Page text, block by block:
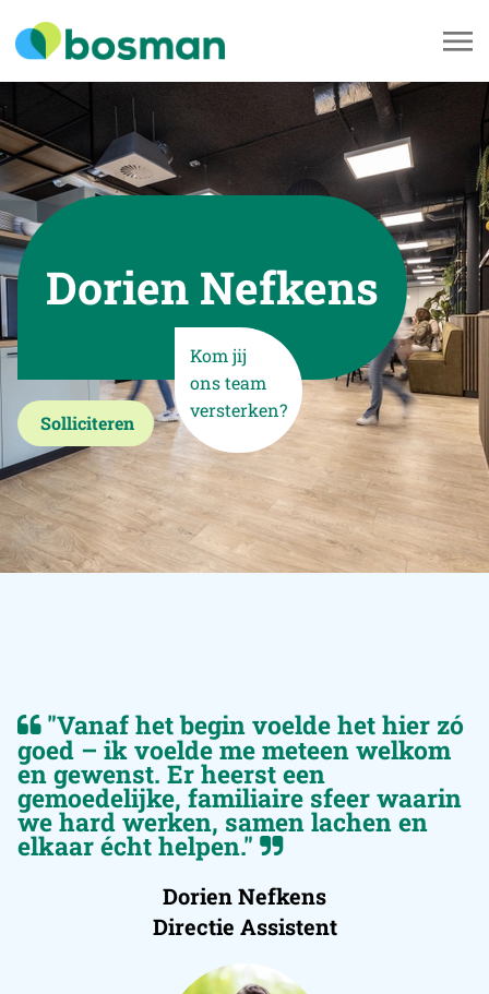
Dorien Nefkens
Kom jij
ons team
versterken?
Solliciteren
"Vanaf het begin voelde het hier zó
goed – ik voelde me meteen welkom
en gewenst. Er heerst een
gemoedelijke, familiaire sfeer waarin
we hard werken, samen lachen en
elkaar écht helpen."
Dorien Nefkens
Directie Assistent